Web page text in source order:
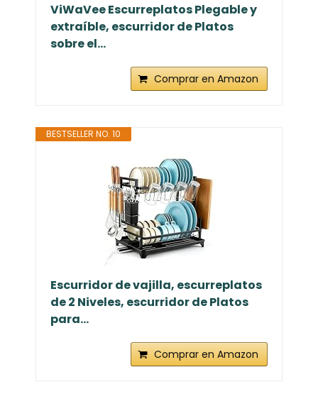
ViWaVee Escurreplatos Plegable y
extraíble, escurridor de Platos
sobre el...
Comprar en Amazon
BESTSELLER NO. 10
Escurridor de vajilla, escurreplatos
de 2 Niveles, escurridor de Platos
para...
Comprar en Amazon